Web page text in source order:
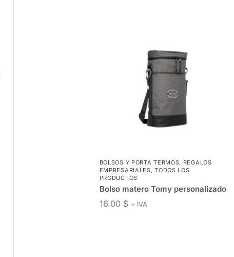
BOLSOS Y PORTA TERMOS, REGALOS
EMPRESARIALES,TODOS LOS
PRODUCTOS
Bolso matero Tomy personalizado
16.00 $ + IVA